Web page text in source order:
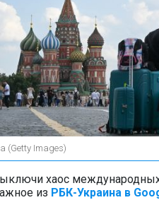
(Getty Images)
хаос
из РБК-Украина в